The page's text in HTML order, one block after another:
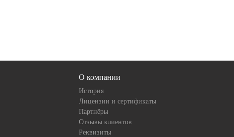
О компании
История
Лицензии и сертификаты
Партнёры
Отзывы клиентов
Реквизиты